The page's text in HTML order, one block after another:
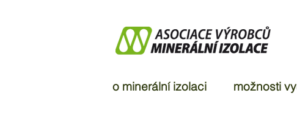
o minerální izolaci možnosti